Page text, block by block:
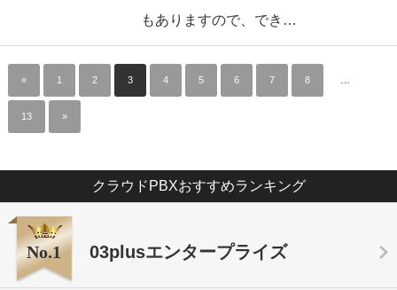
もありますので、でき…
« 1 2 3 4 5 6 7 8
13 »
クラウドPBXおすすめランキング
No.1 03plusエンタープライズ